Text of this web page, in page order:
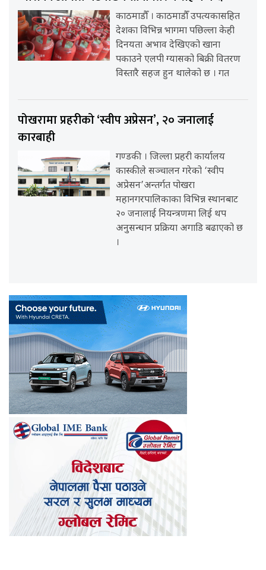
काठमाडौँ । काठमाडौँ उपत्यकासहित
देशका विभिन्न भागमा पछिल्ला केही
दिनयता अभाव देखिएको खाना
पकाउने एलपी ग्यासको बिक्री वितरण
विस्तारै सहज हुन थालेको छ । गत
पोखरामा प्रहरीको ‘स्वीप अप्रेसन’, २० जनालाई
कारबाही
गण्डकी । जिल्ला प्रहरी कार्यालय
कास्कीले सञ्चालन गरेको ‘स्वीप
अप्रेसन’अन्तर्गत पोखरा
महानगरपालिकाका विभिन्न स्थानबाट
२० जनालाई नियन्त्रणमा लिई थप
अनुसन्धान प्रक्रिया अगाडि बढाएको छ
।